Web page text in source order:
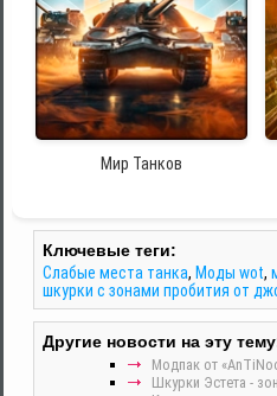
Мир Танков
Ключевые теги:
Слабые места танка, Моды wot,
шкурки с зонами пробития от
Другие новости на эту
Модпак от
Шкурки Эстета -